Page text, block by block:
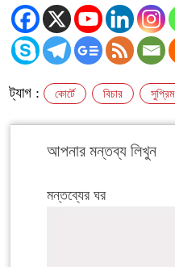
ট্যাগ : কোর্টে বিচার সুপ্রিম
আপনার মন্তব্য লিখুন
মন্তব্যের ঘর